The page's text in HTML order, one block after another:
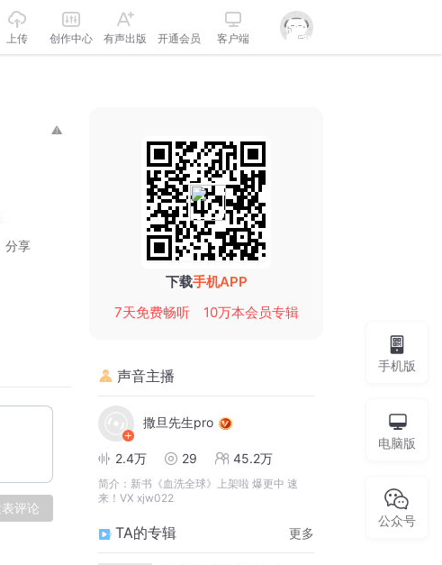
上传 创作中心 有声出版 开通会员 客户端
分享
评论
下载手机APP
7天免费畅听
10万本会员专辑
声音主播
撒旦先生pro
2.4万 29 45.2万
简介： 新书《血洗全球》上架啦 爆更中 速
来！VX xjw022
TA的专辑 更多
手机版
电脑版
公众号